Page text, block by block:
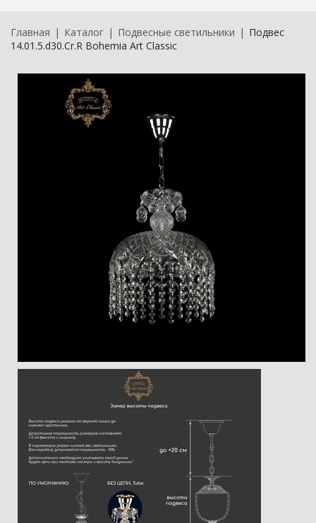
Главная Каталог Подвесные светильники
Подвес
14.01.5.d30.Cr.R Bohemia Art Classic